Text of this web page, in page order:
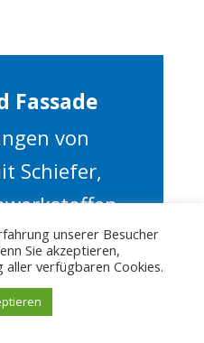
Fassade
von
Schiefer,
unserer Besucher
Sie akzeptieren,
verfügbaren Cookies.